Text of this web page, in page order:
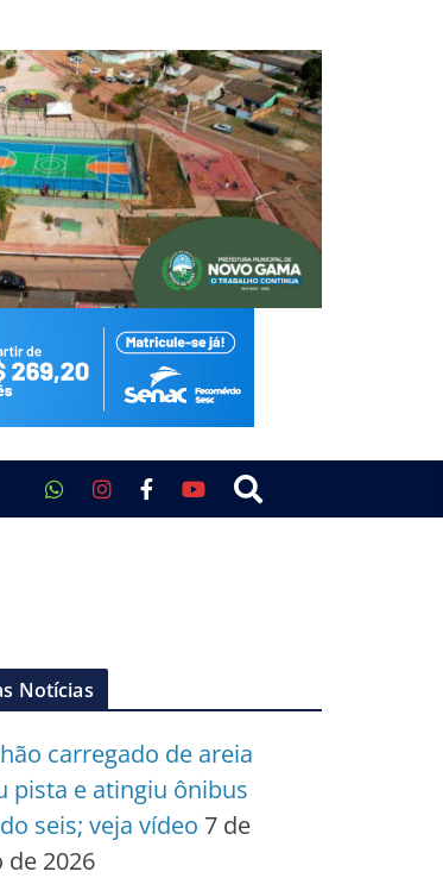
Notícias
carregado de areia
pista e atingiu ônibus
seis; veja vídeo 7 de
de 2026